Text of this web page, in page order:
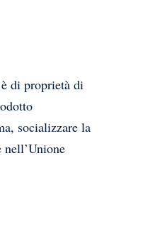
di proprietà di
socializzare la